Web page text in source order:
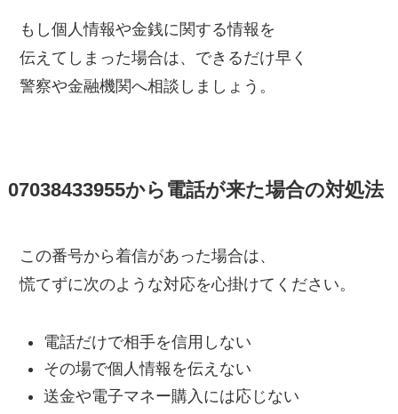
もし個人情報や金銭に関する情報を
伝えてしまった場合は、できるだけ早く
警察や金融機関へ相談しましょう。
07038433955から電話が来た場合の対処法
この番号から着信があった場合は、
慌てずに次のような対応を心掛けてください。
電話だけで相手を信用しない
その場で個人情報を伝えない
送金や電子マネー購入には応じない